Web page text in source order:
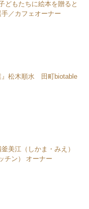
どもたちに絵本を贈ると
／カフェオーナー
』松木順水 田町biotable
美江（しかま・みえ）
チン） オーナー